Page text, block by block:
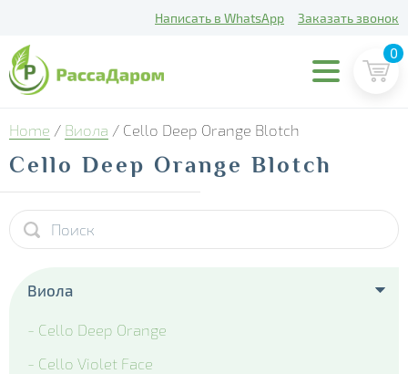
Написать в WhatsApp Заказать звонок
0
Home / Виола / Cello Deep Orange Blotch
Cello Deep Orange Blotch
Виола
- Cello Deep Orange
- Cello Violet Face